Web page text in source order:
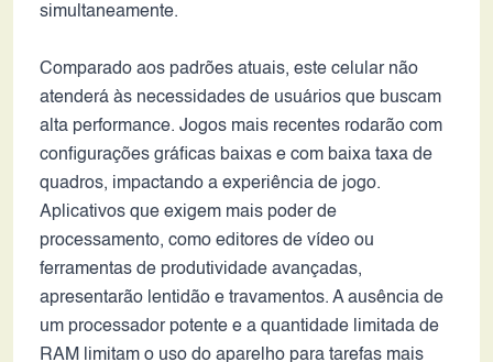
simultaneamente.
Comparado aos padrões atuais, este celular não
atenderá às necessidades de usuários que buscam
alta performance. Jogos mais recentes rodarão com
configurações gráficas baixas e com baixa taxa de
quadros, impactando a experiência de jogo.
Aplicativos que exigem mais poder de
processamento, como editores de vídeo ou
ferramentas de produtividade avançadas,
apresentarão lentidão e travamentos. A ausência de
um processador potente e a quantidade limitada de
RAM limitam o uso do aparelho para tarefas mais